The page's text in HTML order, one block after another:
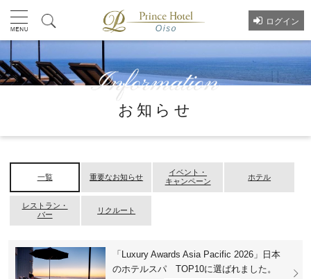
ログイン
お知らせ
一覧 重要なお知らせ
イベント・
キャンペーン
ホテル
レストラン・
バー
リクルート
「Luxury Awards Asia Pacific 2026」日本
のホテルスパ TOP10に選ばれました。